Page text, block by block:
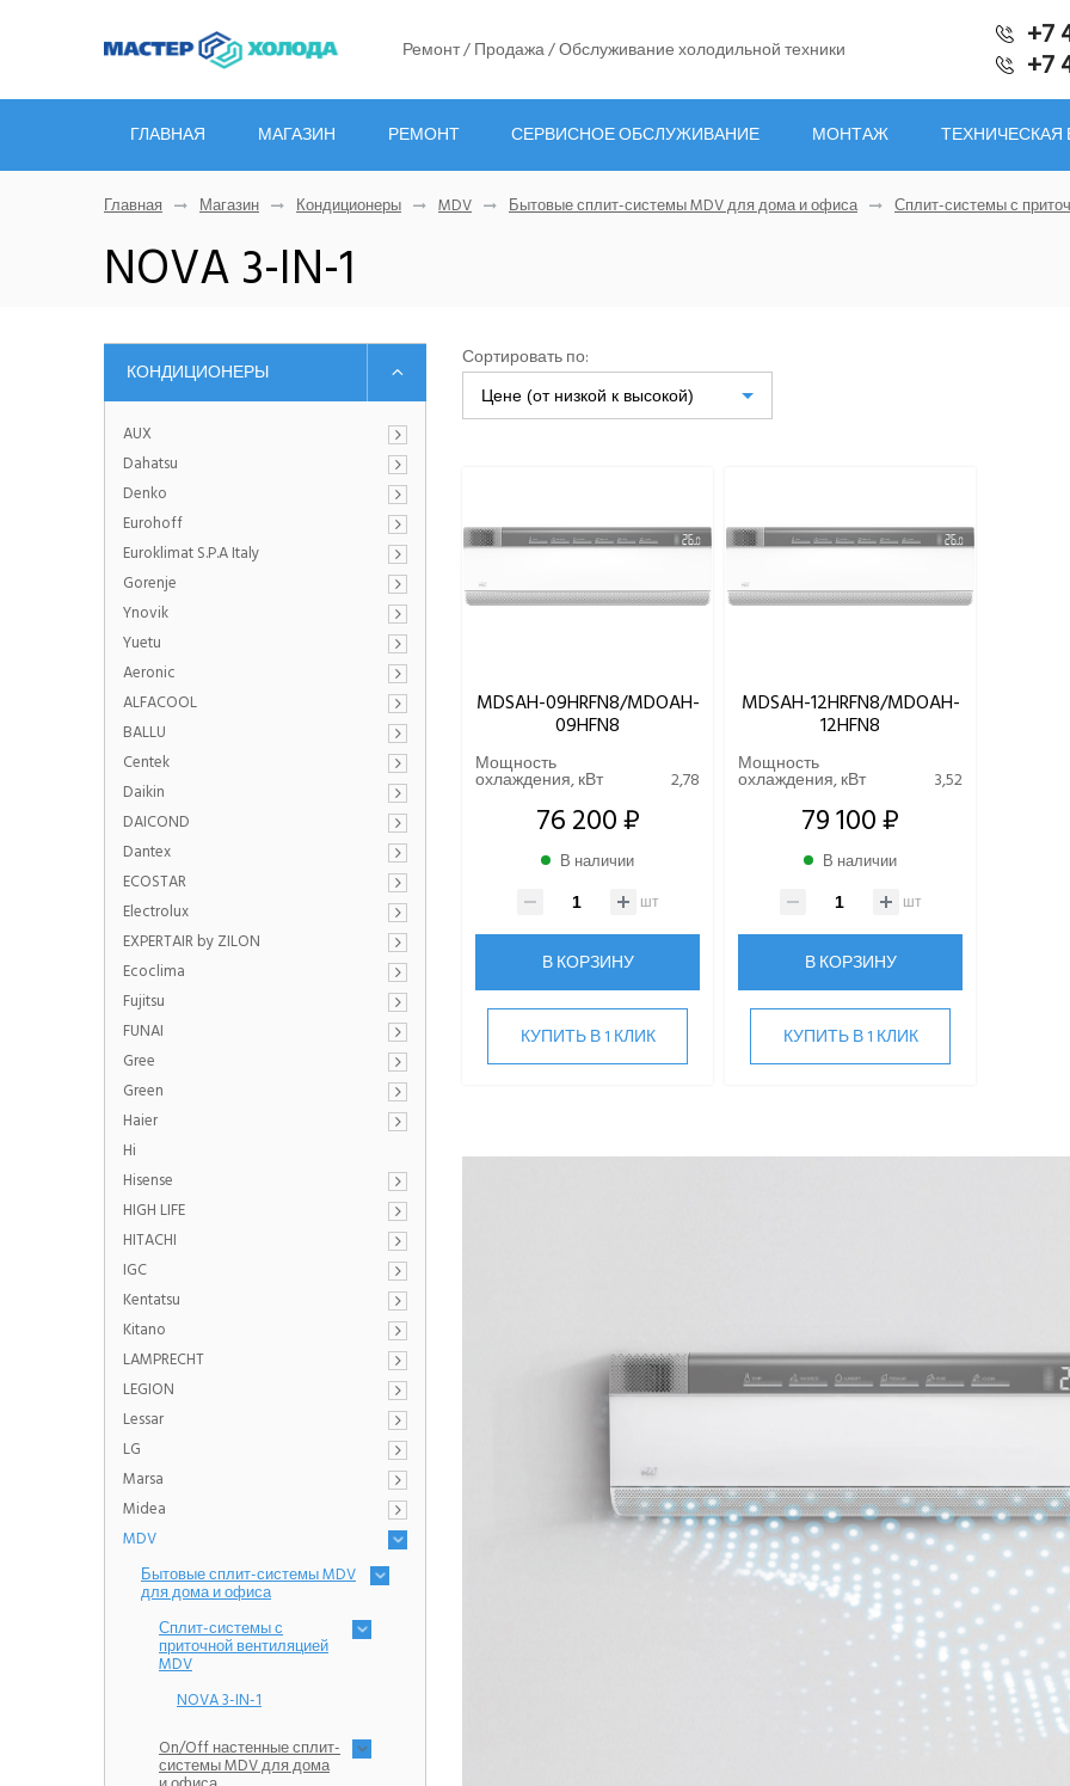
Ремонт / Продажа / Обслуживание холодильной техники +7
+7
ГЛАВНАЯ МАГАЗИН РЕМОНТ СЕРВИСНОЕ ОБСЛУЖИВАНИЕ МОНТАЖ ТЕХНИЧЕСКАЯ
Главная Магазин Кондиционеры MDV Бытовые сплит-системы MDV для дома и офиса Сплит-системы с
NOVA 3-IN-1
КОНДИЦИОНЕРЫ
AUX
Dahatsu
Denko
Eurohoff
Euroklimat S.P.A Italy
Gorenje
Ynovik
Yuetu
Aeronic
ALFACOOL
BALLU
Centek
Daikin
DAICOND
Dantex
ECOSTAR
Electrolux
EXPERTAIR by ZILON
Ecoclima
Fujitsu
FUNAI
Gree
Green
Haier
Hi
Hisense
HIGH LIFE
HITACHI
IGC
Kentatsu
Kitano
LAMPRECHT
LEGION
Lessar
LG
Marsa
Midea
MDV
Бытовые сплит-системы MDV
для дома и офиса
Сплит-системы с
приточной вентиляцией
MDV
NOVA 3-IN-1
On/Off настенные сплит-
системы MDV для дома
Сортировать по:
Цене (от низкой к высокой)
MDSAH-09HRFN8/MDOAH-
09HFN8
Мощность
охлаждения, кВт 2,78
76 200 ₽
В наличии
шт
В КОРЗИНУ
КУПИТЬ В 1 КЛИК
MDSAH-12HRFN8/MDOAH-
12HFN8
Мощность
охлаждения, кВт 3,52
79 100 ₽
В наличии
шт
В КОРЗИНУ
КУПИТЬ В 1 КЛИК